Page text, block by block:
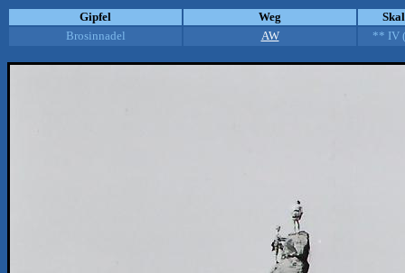
Gipfel Weg
Brosinnadel
AW ** IV